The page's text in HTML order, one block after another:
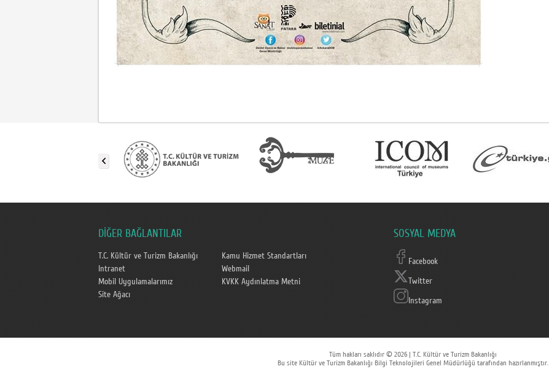
DİĞER BAĞLANTILAR
T.C. Kültür ve Turizm Bakanlığı
Kamu Hizmet Standartları
Intranet
Webmail
Mobil Uygulamalarımız
KVKK Aydınlatma Metni
Site Ağacı
SOSYAL MEDYA
Facebook
Twitter
Instagram
Tüm hakları saklıdır © 2026 | T.C. Kültür ve Turizm Bakanlığı
Bu site Kültür ve Turizm Bakanlığı Bilgi Teknolojileri Genel Müdürlüğü tarafından hazırlanmıştır.